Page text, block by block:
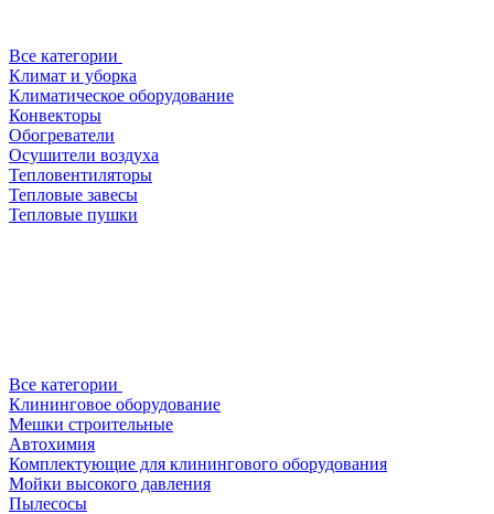
Все категории
Климат и уборка
Климатическое оборудование
Конвекторы
Обогреватели
Осушители воздуха
Тепловентиляторы
Тепловые завесы
Тепловые пушки
Все категории
Клининговое оборудование
Мешки строительные
Автохимия
Комплектующие для клинингового оборудования
Мойки высокого давления
Пылесосы